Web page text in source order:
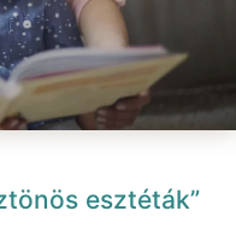
esztéták”